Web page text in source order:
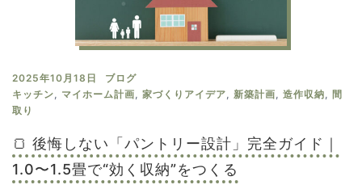
2025年10月18日
ブログ
キッチン, マイホーム計画, 家づくりアイデア, 新築計画, 造作収納, 間
取り
🍞 後悔しない「パントリー設計」完全ガイド｜
1.0〜1.5畳で“効く収納”をつくる